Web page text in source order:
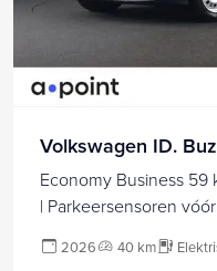
Volkswagen ID.
Economy Business 59
| Parkeersensoren
2026 40 km